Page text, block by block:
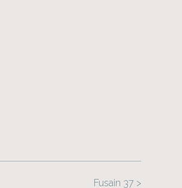
Fusain 37 >